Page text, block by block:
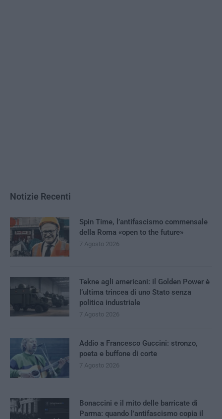
Notizie Recenti
Spin Time, l’antifascismo commensale
della Roma «open to the future»
7 Agosto 2026
Tekne agli americani: il Golden Power è
l’ultima trincea di uno Stato senza
politica industriale
7 Agosto 2026
Addio a Francesco Guccini: stronzo,
poeta e buffone di corte
7 Agosto 2026
Bonaccini e il mito delle barricate di
Parma: quando l’antifascismo copia il